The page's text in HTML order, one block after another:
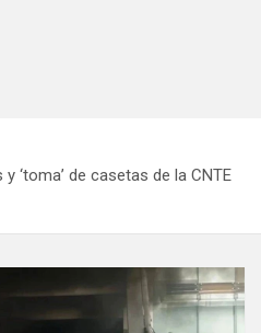
‘toma’ de casetas de la CNTE